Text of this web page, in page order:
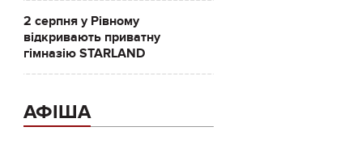
2 серпня у Рівному
відкривають приватну
гімназію STARLAND
АФІША